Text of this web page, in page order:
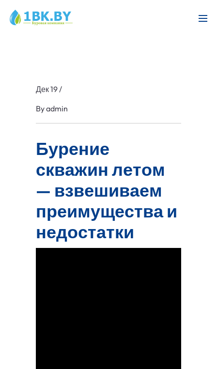
Дек 19/
Byadmin
Бурение
скважин летом
— взвешиваем
преимущества и
недостатки